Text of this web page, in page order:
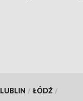
LUBLIN / ŁÓDŹ /